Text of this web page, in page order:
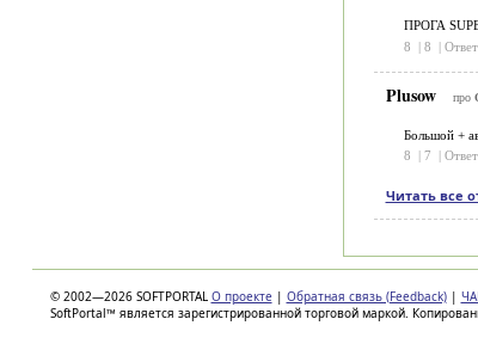
ПРОГА
8
| 8 |
Plusow про
Большой +
8
7
Читать все
© 2002—2026 SOFTPORTAL О проекте | Обратная связь (Feedback) |
SoftPortal™ является зарегистрированной торговой маркой.